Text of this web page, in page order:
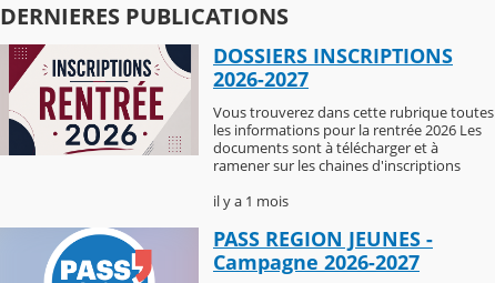
DERNIERES PUBLICATIONS
DOSSIERS INSCRIPTIONS
2026-2027
Vous trouverez dans cette rubrique toutes
les informations pour la rentrée 2026 Les
documents sont à télécharger et à
ramener sur les chaines d'inscriptions
il y a 1 mois
PASS REGION JEUNES -
Campagne 2026-2027